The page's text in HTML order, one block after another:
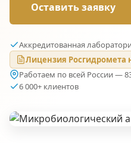
Оставить заявку
Аккредитованная
Лицензия Росгидромета
Работаем по всей России —
6 000+ клиентов